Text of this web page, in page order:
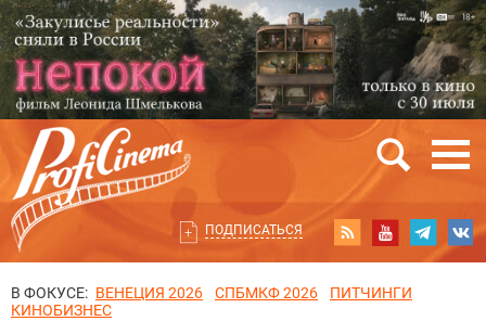
ПОДПИСАТЬСЯ
В ФОКУСЕ: ВЕНЕЦИЯ 2026 СПБМКФ 2026
ПИТЧИНГИ
КИНОБИЗНЕС